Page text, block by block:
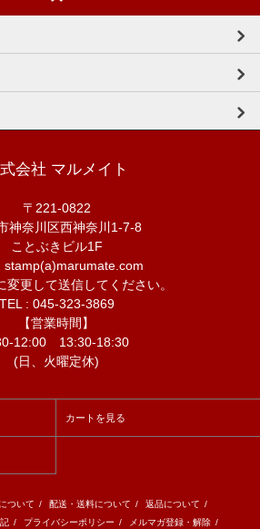
会社 マルメイト
〒221-0822
神奈川区西神奈川1-7-8
ことぶきビル1F
stamp(a)marumate.com
更して送信してください。
TEL : 045-323-3869
【営業時間】
12:00 13:30-18:30
(日、火曜定休)
カートを見る
ついて / 配送・送料について / 返品について /
/ プライバシーポリシー / メルマガ登録・解除 /